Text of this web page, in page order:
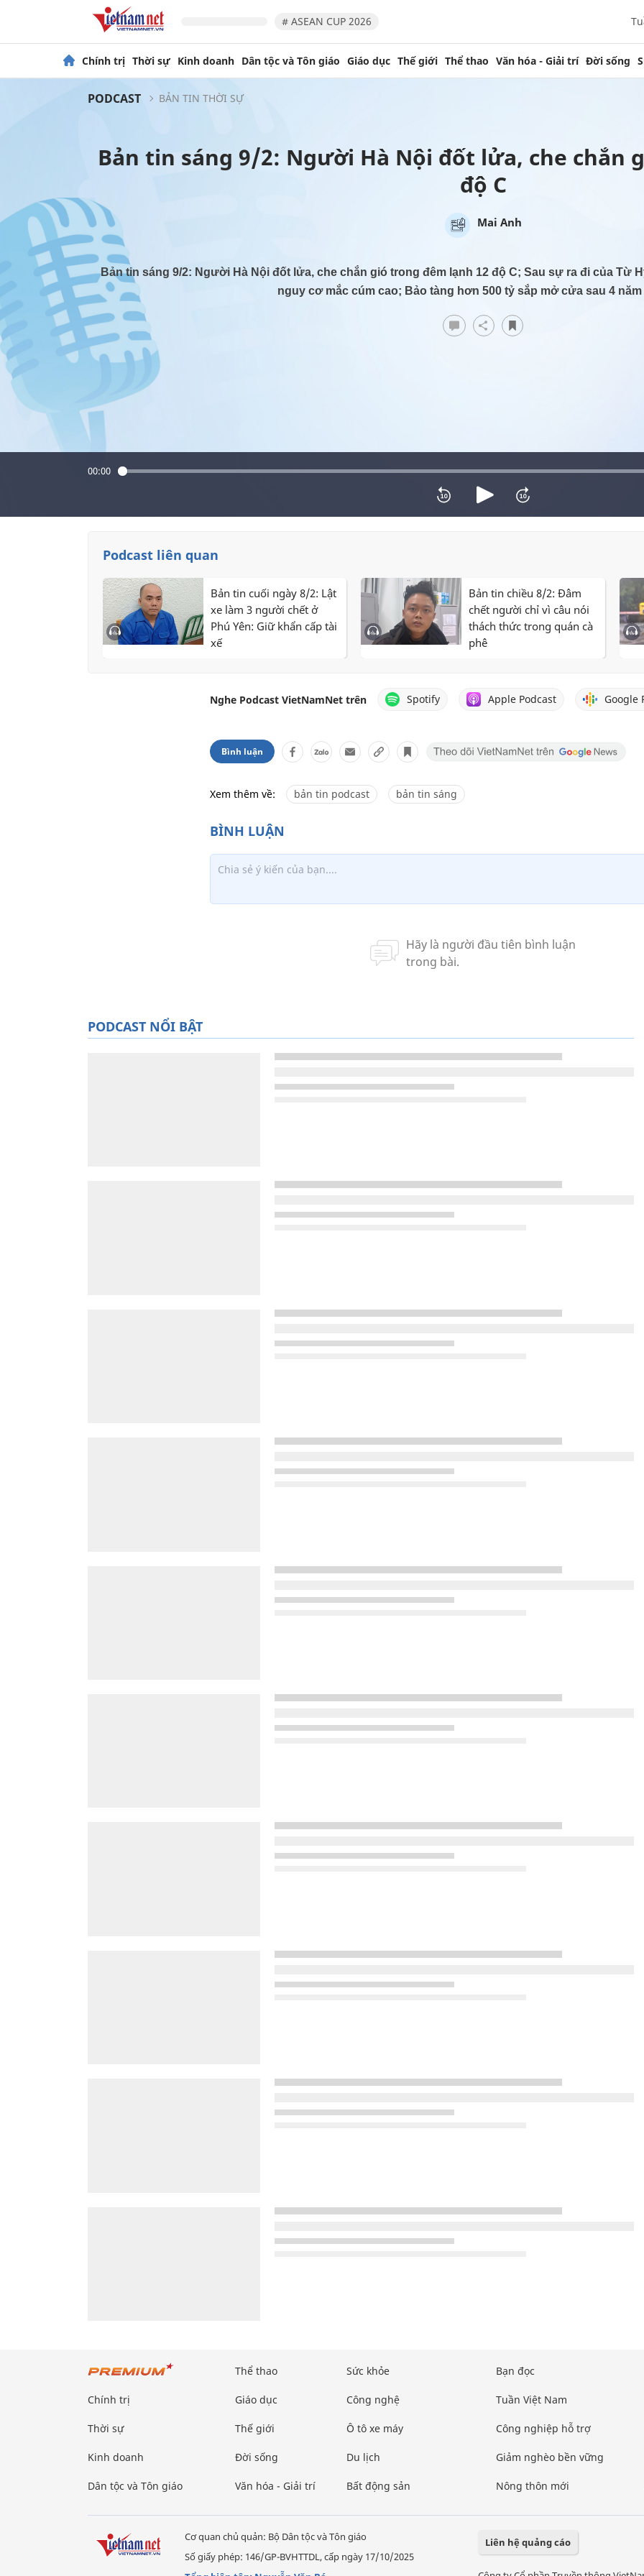
# ASEAN CUP 2026
Chính trị Thời sự Kinh doanh Dân tộc và Tôn giáo Giáo dục Thế giới Thể thao Văn hóa - Giải trí Đời sống
PODCAST BẢN TIN THỜI SỰ
00:00
Bản tin sáng 9/2: Người Hà Nội đốt lửa, che chắn
độ C
Mai Anh
Bản tin sáng 9/2: Người Hà Nội đốt lửa, che chắn gió trong đêm lạnh 12 độ C; Sau sự ra đi của Từ
nguy cơ mắc cúm cao; Bảo tàng hơn 500 tỷ sắp mở cửa sau 4
Podcast liên quan
Bản tin cuối ngày 8/2: Lật
xe làm 3 người chết ở
Phú Yên: Giữ khẩn cấp tài
xế
Bản tin chiều 8/2: Đâm
chết người chỉ vì câu nói
thách thức trong quán cà
phê
Nghe Podcast VietNamNet trên Spotify Apple Podcast Google
Bình luận
Xem thêm về: bản tin podcast bản tin sáng
PODCAST NỔI BẬT
Chính trị
Thời sự
Kinh doanh
Dân tộc và Tôn giáo
Thể thao
Giáo dục
Thế giới
Đời sống
Văn hóa - Giải trí
Sức khỏe
Công nghệ
Ô tô xe máy
Du lịch
Bất động sản
Bạn đọc
Tuần Việt Nam
Công nghiệp hỗ trợ
Giảm nghèo bền vững
Nông thôn mới
Cơ quan chủ quản: Bộ Dân tộc và Tôn giáo
Số giấy phép: 146/GP-BVHTTDL, cấp ngày 17/10/2025
Liên hệ quảng cáo